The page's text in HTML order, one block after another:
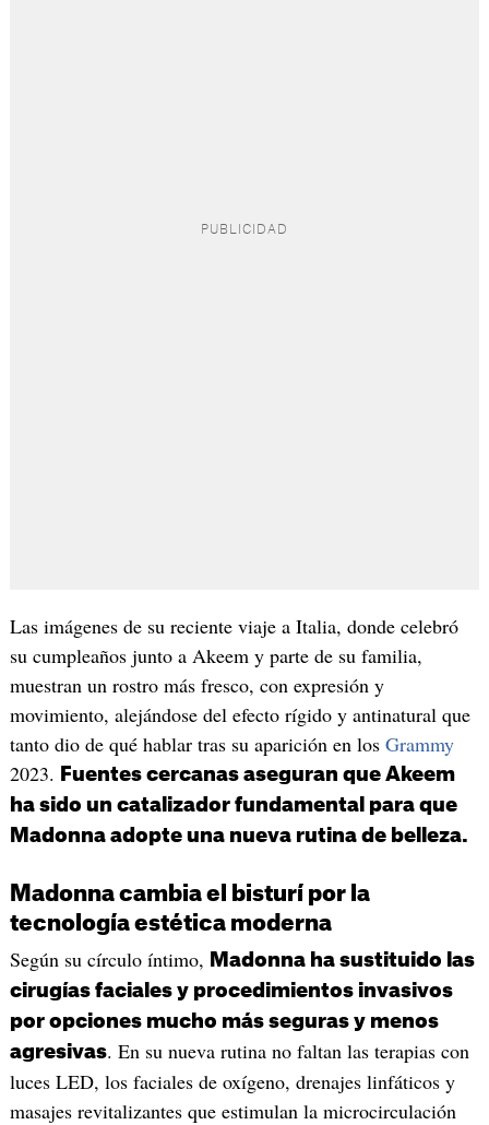
Las imágenes de su reciente viaje a Italia, donde celebró
su cumpleaños junto a Akeem y parte de su familia,
muestran un rostro más fresco, con expresión y
movimiento, alejándose del efecto rígido y antinatural que
tanto dio de qué hablar tras su aparición en los Grammy
2023.
Fuentes cercanas aseguran que Akeem
ha sido un catalizador fundamental para que
Madonna adopte una nueva rutina de belleza.
Madonna cambia el bisturí por la
tecnología estética moderna
Según su círculo íntimo,
Madonna ha sustituido las
cirugías faciales y procedimientos invasivos
por opciones mucho más seguras y menos
agresivas. En su nueva rutina no faltan las terapias con
luces LED, los faciales de oxígeno, drenajes linfáticos y
masajes revitalizantes que estimulan la microcirculación